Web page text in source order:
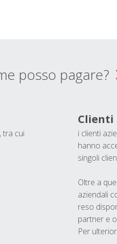
posso pagare?
tra cui
Clienti
i clienti
hanno
singoli
Oltre a
aziendali
reso
partner e
Per